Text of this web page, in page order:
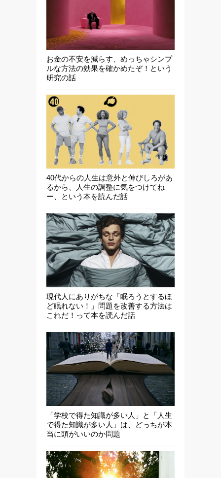
お金の不安を減らす、めっちゃシンプ
ルな方法の効果を確かめたぞ！という
研究の話
40代からの人生は意外と伸びしろがあ
るから、人生の調整に気をつけてね
ー、という本を読んだ話
現代人にありがちな「眠ろうとするほ
ど眠れない！」問題を改善する方法は
これだ！って本を読んだ話
「学校で得た知識が多い人」と「人生
で得た知識が多い人」は、どっちが本
当に頭がいいのか問題